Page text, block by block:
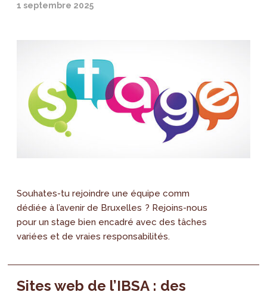
1 septembre 2025
Souhates-tu rejoindre une équipe comm
dédiée à l’avenir de Bruxelles ? Rejoins-nous
pour un stage bien encadré avec des tâches
variées et de vraies responsabilités.
Sites web de l’IBSA : des